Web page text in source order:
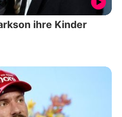
ihre Kinder